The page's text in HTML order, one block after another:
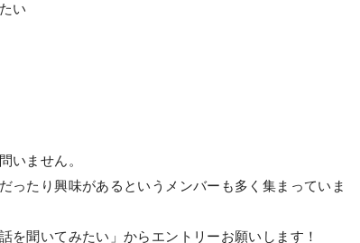
い
いません。
ったり興味があるというメンバーも多く集まっていま
を聞いてみたい」からエントリーお願いします！